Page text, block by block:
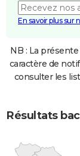
En savoir plus sur
NB : La
caractère de
consulter les
Résultats